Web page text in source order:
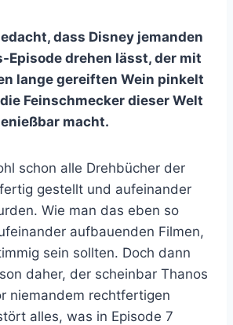
dass Disney jemanden
Episode drehen lässt, der mit
lange gereiften Wein pinkelt
Feinschmecker dieser Welt
macht.
schon alle Drehbücher der
gestellt und aufeinander
Wie man das eben so
aufbauenden Filmen,
sein sollten. Doch dann
daher, der scheinbar Thanos
niemandem rechtfertigen
alles, was in Episode 7